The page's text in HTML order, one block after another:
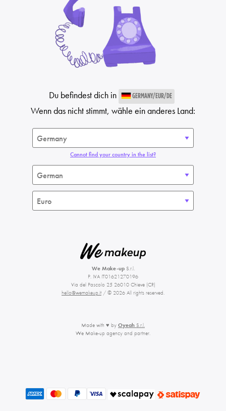
Du befindest dich in GERMANY/EUR/DE
Wenn das nicht stimmt, wähle ein anderes Land:
Cannot find your country in the list?
We Make-upS.r.l.
P. IVA IT01621270196
Via del Pascolo 25 26010 Chieve (CR)
hello@wemakeup.it / © 2026 All rights reserved.
Made with ♥ by Oyeah S.r.l.
We Make-up agency and partner.